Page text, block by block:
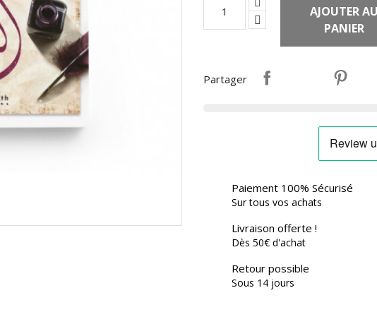
AJOUTER AU
PANIER
Partager
Paiement 100% Sécurisé
Sur tous vos achats
Livraison offerte !
Dès 50€ d'achat
Retour possible
Sous 14 jours